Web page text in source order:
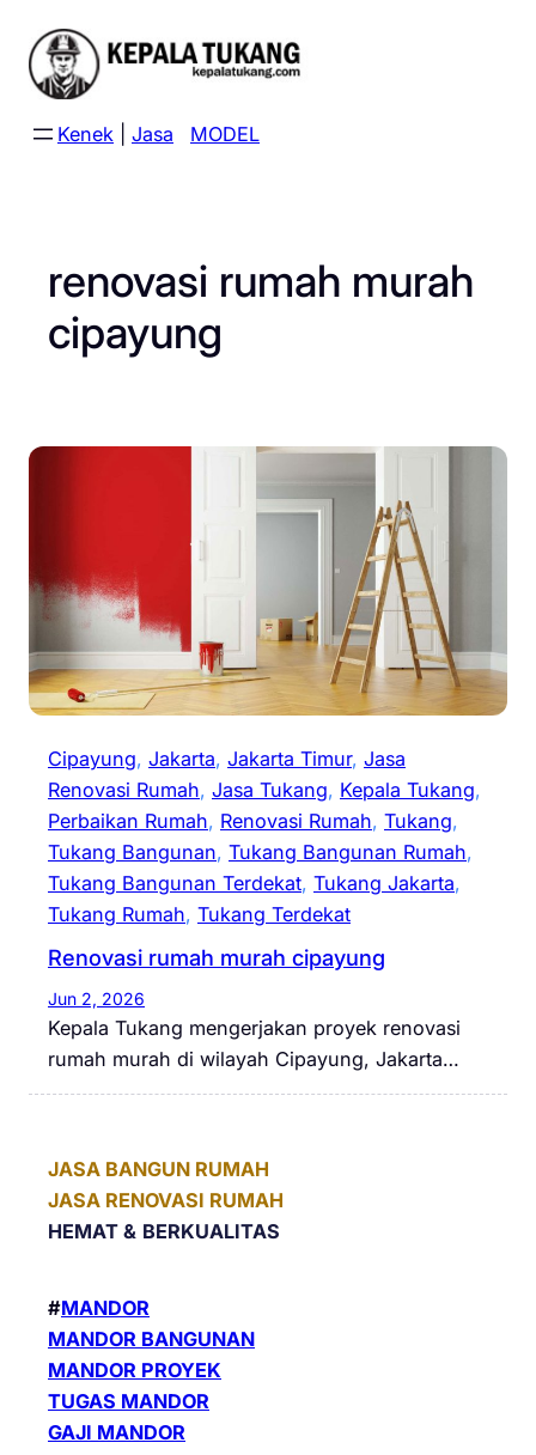
content
Kenek Jasa MODEL
renovasi rumah murah
cipayung
Cipayung, Jakarta, Jakarta Timur, Jasa
Renovasi Rumah, Jasa Tukang, Kepala Tukang
Perbaikan Rumah, Renovasi Rumah, Tukang
Tukang Bangunan, Tukang Bangunan Rumah
Tukang Bangunan Terdekat, Tukang Jakarta
Tukang Rumah, Tukang Terdekat
Renovasi rumah murah cipayung
Jun 2, 2026
Kepala Tukang mengerjakan proyek renovasi
rumah murah di wilayah Cipayung, Jakarta…
JASA BANGUN RUMAH
JASA RENOVASI RUMAH
HEMAT & BERKUALITAS
#MANDOR
MANDOR BANGUNAN
MANDOR PROYEK
TUGAS MANDOR
GAJI MANDOR